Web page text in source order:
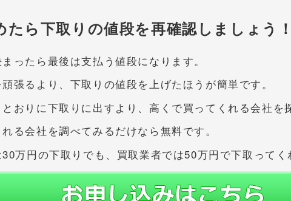
たら下取りの値段を再確認しましょう！
ったら最後は支払う値段になります。
張るより、下取りの値段を上げたほうが簡単です。
おりに下取りに出すより、高くで買ってくれる会社を
る会社を調べてみるだけなら無料です。
万円の下取りでも、 買取業者では50万円で下取ってく